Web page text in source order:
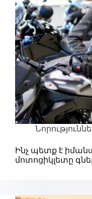
Ինչ պետք է
մոտոցիկլետը